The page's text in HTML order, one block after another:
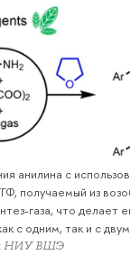
анилина с
получаемый из
газа, что
с одним, так и с
НИУ ВШЭ